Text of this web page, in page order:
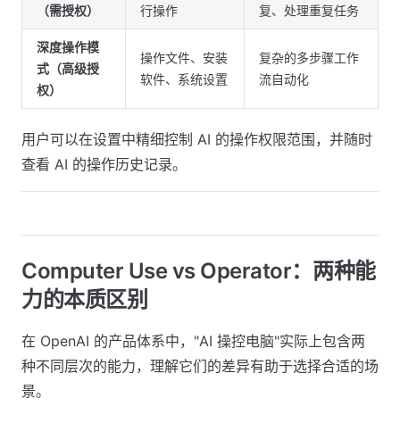
（需授权）
行操作
复、处理重复任务
深度操作模
式（高级授
权）
操作文件、安装
软件、系统设置
复杂的多步骤工作
流自动化
用户可以在设置中精细控制 AI 的操作权限范围，并随时
查看 AI 的操作历史记录。
Computer Use vs Operator：两种能
力的本质区别
在 OpenAI 的产品体系中，"AI 操控电脑"实际上包含两
种不同层次的能力，理解它们的差异有助于选择合适的场
景。